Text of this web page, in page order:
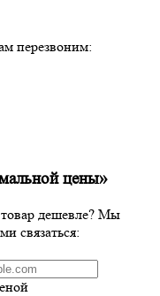
перезвоним:
цены»
дешевле? Мы
связаться: